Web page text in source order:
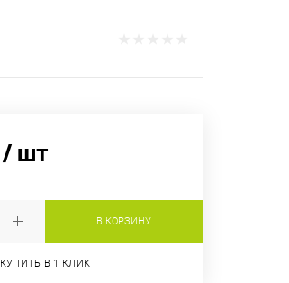
/ шт
В КОРЗИНУ
КУПИТЬ В 1 КЛИК